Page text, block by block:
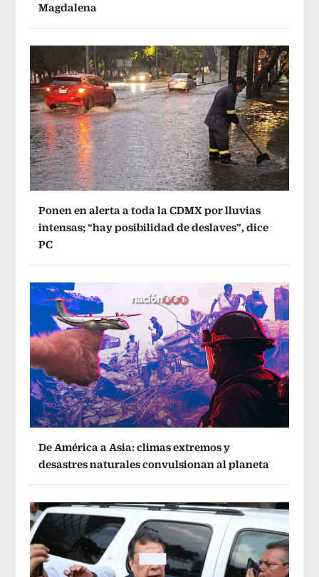
Magdalena
Ponen en alerta a toda la CDMX por lluvias
intensas; “hay posibilidad de deslaves”, dice
PC
De América a Asia: climas extremos y
desastres naturales convulsionan al planeta